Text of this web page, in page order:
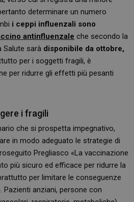
determinare un numero
i ceppi influenzali sono
antinfluenzale che secondo la
Salute sarà disponibile da ottobre,
per i soggetti fragili, è
per ridurre gli effetti più pesanti
i fragili
che si prospetta impegnativo,
in modo adeguato le strategie di
Pregliasco «La vaccinazione
più sicuro ed efficace per ridurre la
per limitare le conseguenze
Pazienti anziani, persone con